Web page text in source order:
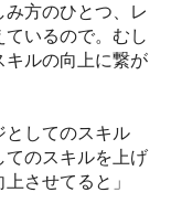
方のひとつ、レ
いるので。むし
キルの向上に繋が
としてのスキル
てのスキルを上げ
させてると」